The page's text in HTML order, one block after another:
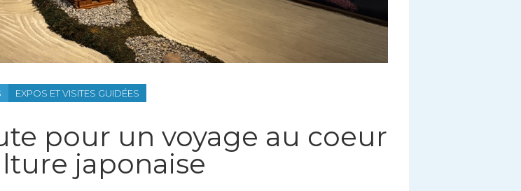
EXPOS ET VISITES GUIDÉES
pour un voyage au coeur
japonaise